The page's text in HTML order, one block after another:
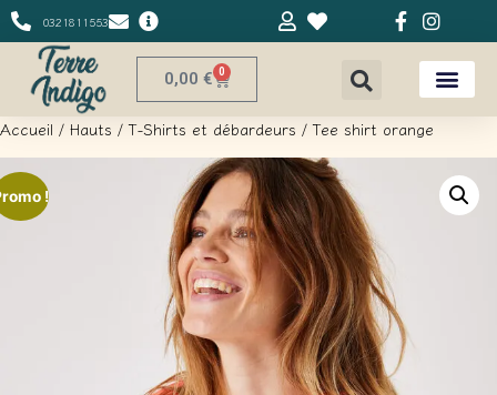
0321811553
0,00 € 0
Accueil / Hauts /T-Shirts et débardeurs / Tee shirt orange
!